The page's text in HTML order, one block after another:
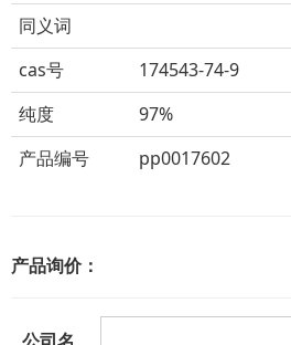
同义词
cas号
174543-74-9
纯度
97%
产品编号
pp0017602
产品询价：
公司名